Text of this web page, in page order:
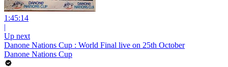
1:45:14
|
Up next
Danone Nations Cup : World Final live on 25th October
Danone Nations Cup